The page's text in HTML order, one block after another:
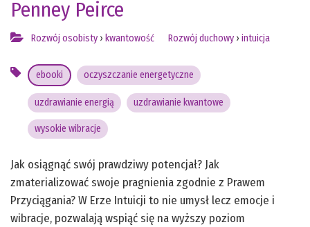
Penney Peirce
Rozwój osobisty › kwantowość Rozwój duchowy › intuicja
ebooki oczyszczanie energetyczne
uzdrawianie energią uzdrawianie kwantowe
wysokie wibracje
Jak osiągnąć swój prawdziwy potencjał? Jak
zmaterializować swoje pragnienia zgodnie z Prawem
Przyciągania? W Erze Intuicji to nie umysł lecz emocje i
wibracje, pozwalają wspiąć się na wyższy poziom